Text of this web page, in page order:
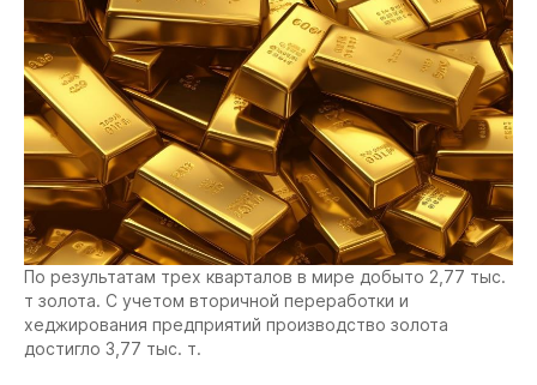
По результатам трех кварталов в мире добыто 2,77 тыс.
т золота. С учетом вторичной переработки и
хеджирования предприятий производство золота
достигло 3,77 тыс. т.